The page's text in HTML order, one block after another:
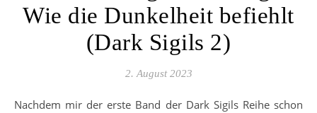
Wie die Dunkelheit befiehlt
(Dark Sigils 2)
2. August 2023
Nachdem mir der erste Band der Dark Sigils Reihe schon